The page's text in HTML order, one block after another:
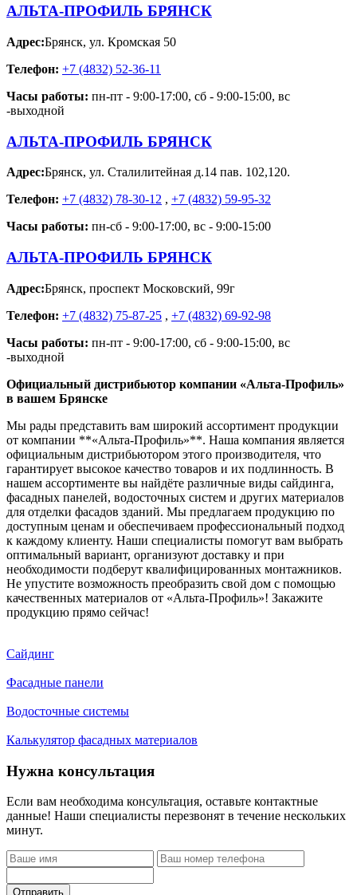
АЛЬТА-ПРОФИЛЬ БРЯНСК
Адрес:Брянск, ул. Кромская 50
Телефон: +7 (4832) 52-36-11
Часы работы: пн-пт - 9:00-17:00, сб - 9:00-15:00, вс
-выходной
АЛЬТА-ПРОФИЛЬ БРЯНСК
Адрес:Брянск, ул. Сталилитейная д.14 пав. 102,120.
Телефон: +7 (4832) 78-30-12 , +7 (4832) 59-95-32
Часы работы: пн-сб - 9:00-17:00, вс - 9:00-15:00
АЛЬТА-ПРОФИЛЬ БРЯНСК
Адрес:Брянск, проспект Московский, 99г
Телефон: +7 (4832) 75-87-25 , +7 (4832) 69-92-98
Часы работы: пн-пт - 9:00-17:00, сб - 9:00-15:00, вс
-выходной
Официальный дистрибьютор компании «Альта-Профиль»
в вашем Брянске
Мы рады представить вам широкий ассортимент продукции
от компании **«Альта-Профиль»**. Наша компания является
официальным дистрибьютором этого производителя, что
гарантирует высокое качество товаров и их подлинность. В
нашем ассортименте вы найдёте различные виды сайдинга,
фасадных панелей, водосточных систем и других материалов
для отделки фасадов зданий. Мы предлагаем продукцию по
доступным ценам и обеспечиваем профессиональный подход
к каждому клиенту. Наши специалисты помогут вам выбрать
оптимальный вариант, организуют доставку и при
необходимости подберут квалифицированных монтажников.
Не упустите возможность преобразить свой дом с помощью
качественных материалов от «Альта-Профиль»! Закажите
продукцию прямо сейчас!
Сайдинг
Фасадные панели
Водосточные системы
Калькулятор фасадных материалов
Нужна консультация
Если вам необходима консультация, оставьте контактные
данные! Наши специалисты перезвонят в течение нескольких
минут.
Отправить